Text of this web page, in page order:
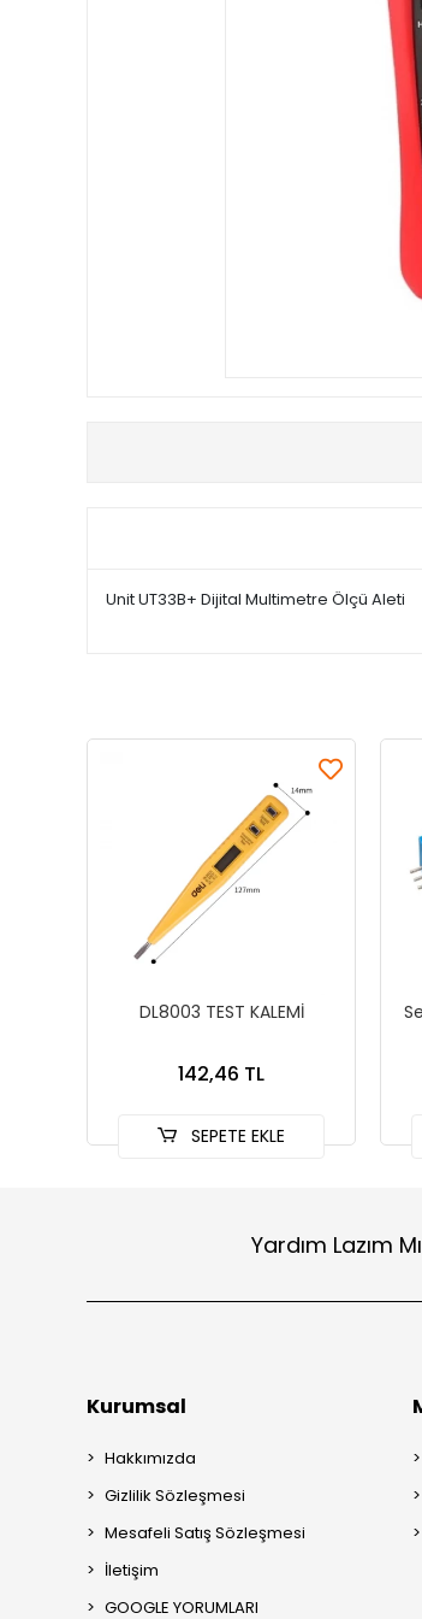
Unit UT33B+ Dijital Multimetre Ölçü Aleti
DL8003 TEST KALEMİ
142,46 TL
SEPETE EKLE
Yardım Lazım
Kurumsal
Hakkımızda
Gizlilik Sözleşmesi
Mesafeli Satış Sözleşmesi
İletişim
GOOGLE YORUMLARI